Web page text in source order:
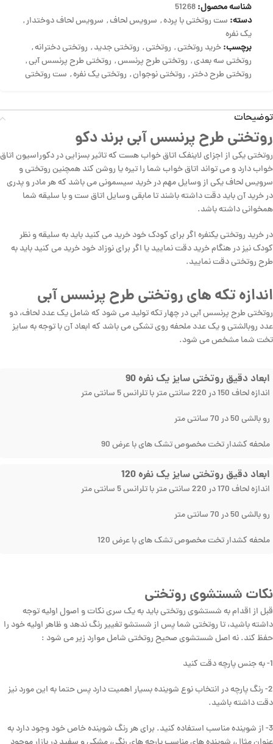
شناسه محصول:51268
دسته: ست روتختی با پرده, سرویس لحاف, سرویس لحاف دوختدار,
یک نفره
برچسب:خرید روتختی, روتختی, روتختی جدید, روتختی دخترانه,
روتختی سه بعدی, روتختی طرح پرنسس, روتختی طرح پرنسس آبی,
روتختی طرح دختر, روتختی نوجوان, روتختی یک نفره, ست روتختی
توضیحات
روتختی طرح پرنسس آبی برند دکو
روتختی یکی از اجزای لاینفک اتاق خواب هست که تاثیر بسزایی در دکوراسیون اتاق
خواب دارد و می تواند اتاق خواب شما را تیره یا روشن کند همچنین روتختی و
سرویس لحاف یکی از وسایل مهم در خرید سیسمونی می باشد که هر مادر و پدری
در خرید آن باید دقت داشته باشند تا مابقی وسایل اتاق ست و با سلیقه شما
همخوانی داشته باشد.
در خرید روتختی یکنفره اگر برای کودک خود خرید می کنید باید به سلیقه و نظر
کودک نیز در هنگام خرید دقت نمایید یا اگر برای نوزاد خود خرید می کنید باید به
طرح روتختی دقت نمایید.
اندازه تکه های روتختی طرح پرنسس آبی
روتختی طرح پرنسس آبی در چهار تکه تولید می شود که شامل یک عدد لحاف، دو
عدد روبالشتی و یک عدد ملحفه روی تشکی می باشد که ابعاد آن با توجه به سایز
تخت شما مشخص می شود.
ابعاد دقیق روتختی سایز یک نفره 90
اندازه لحاف 150 در 220 سانتی متر با تلرانس 5 سانتی متر
رو بالشی 50 در 70 سانتی متر
ملحفه کشدار تخت مخصوص تشک های با عرض 90
ابعاد دقیق روتختی سایز یک نفره 120
اندازه لحاف 170 در 220 سانتی متر با تلرانس 5 سانتی متر
رو بالشی 50 در 70 سانتی متر
ملحفه کشدار تخت مخصوص تشک های با عرض 120
نکات شستشوی روتختی
قبل از اقدام به شستشوی روتختی باید به یک سری نکات و اصول اولیه توجه
داشته باشید، تا روتختی شما پس از شستشو تغییر رنگ ندهد و ظاهر اولیه خود را
حفظ کند. نه اصل شستشوی صحیح روتختی شامل موارد زیر می شود :
1- به جنس پارچه دقت کنید
2- رنگ پارچه در انتخاب نوع شوینده بسیار اهمیت دارد پس حتما به این مورد نیز
دقت داشته باشید.
3- از شوینده مناسب استفاده کنید. برای هر رنگ شوینده خاص خود وجود دارد به